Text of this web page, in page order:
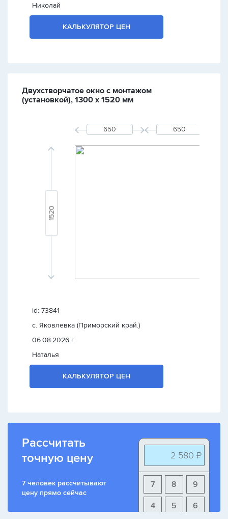
Николай
КАЛЬКУЛЯТОР ЦЕН
Двухстворчатое окно с монтажом
(установкой), 1300 х 1520 мм
id: 73841
с. Яковлевка (Приморский край.)
06.08.2026 г.
Наталья
КАЛЬКУЛЯТОР ЦЕН
Рассчитать
точную цену
7 человек рассчитывают
цену прямо сейчас
2 580 ₽
9
8
7
6
5
4